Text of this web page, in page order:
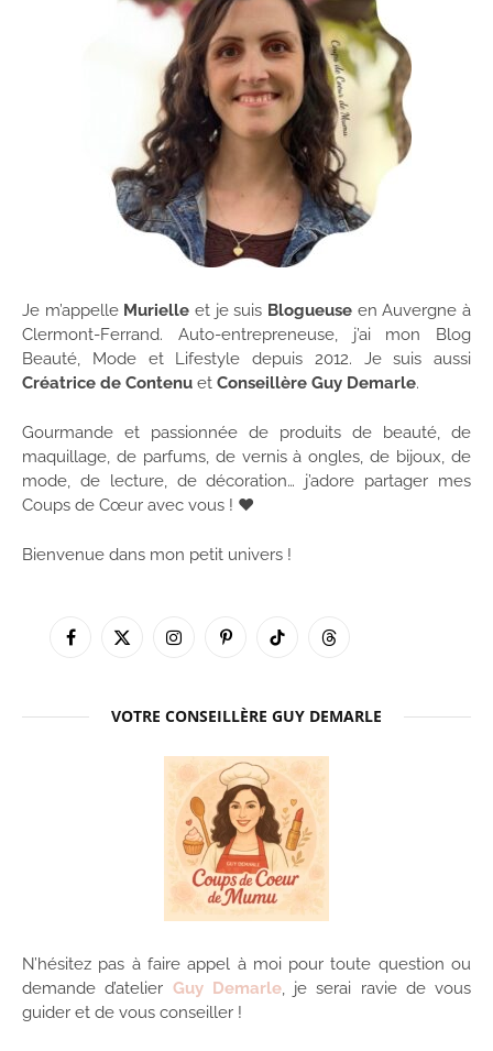
Je m’appelle Murielle et je suis Blogueuse en Auvergne à
Clermont-Ferrand. Auto-entrepreneuse, j’ai mon Blog
Beauté, Mode et Lifestyle depuis 2012. Je suis aussi
Créatrice de Contenu et Conseillère Guy Demarle.
Gourmande et passionnée de produits de beauté, de
maquillage, de parfums, de vernis à ongles, de bijoux, de
mode, de lecture, de décoration… j’adore partager mes
Coups de Cœur avec vous ! ♥
Bienvenue dans mon petit univers !
Facebook
X
InstagramPinterestTikTok Threads
VOTRE CONSEILLÈRE GUY DEMARLE
N’hésitez pas à faire appel à moi pour toute question ou
demande d’atelier Guy Demarle, je serai ravie de vous
guider et de vous conseiller !